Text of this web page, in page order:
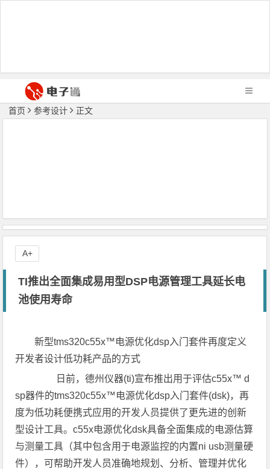
首页 参考设计 正文
TI推出全面集成易用型DSP电源管理工具延长电
池使用寿命
新型tms320c55x™电源优化dsp入门套件再度定义
开发者设计低功耗产品的方式
日前，德州仪器(ti)宣布推出用于评估c55x™ d
sp器件的tms320c55x™电源优化dsp入门套件(dsk)，再
度为低功耗便携式应用的开发人员提供了更先进的创新
型设计工具。c55x电源优化dsk具备全面集成的电源估算
与测量工具（其中包含用于电源监控的内置ni usb测量硬
件），可帮助开发人员准确地规划、分析、管理并优化
A+